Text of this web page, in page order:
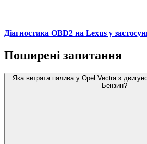
Діагностика OBD2 на Lexus у
Поширені запитання
Яка витрата палива у Opel Vectra з
Бензин?